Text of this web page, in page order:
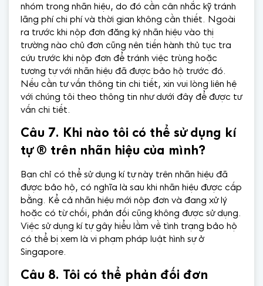
nhóm trong nhãn hiệu, do đó cần cân nhắc kỹ tránh
lãng phí chi phí và thời gian không cần thiết. Ngoài
ra trước khi nộp đơn đăng ký nhãn hiệu vào thị
trường nào chủ đơn cũng nên tiến hành thủ tục tra
cứu trước khi nộp đơn để tránh việc trùng hoặc
tương tự với nhãn hiệu đã được bảo hộ trước đó.
Nếu cần tư vấn thông tin chi tiết, xin vui lòng liên hệ
với chúng tôi theo thông tin như dưới đây để được tư
vấn chi tiết.
Câu 7. Khi nào tôi có thể sử dụng kí
tự ® trên nhãn hiệu của mình?
Bạn chỉ có thể sử dụng kí tự này trên nhãn hiệu đã
được bảo hộ, có nghĩa là sau khi nhãn hiệu được cấp
bằng. Kể cả nhãn hiệu mới nộp đơn và đang xử lý
hoặc có từ chối, phản đối cũng không được sử dụng.
Việc sử dụng kí tự gây hiểu lầm về tình trạng bảo hộ
có thể bị xem là vi phạm pháp luật hình sự ở
Singapore.
Câu 8. Tôi có thể phản đối đơn